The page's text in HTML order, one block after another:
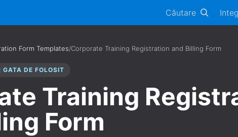
Căutare
Form Templates/Corporate Training Registration and Billing Form
GATA DE FOLOSIT
Training
Form